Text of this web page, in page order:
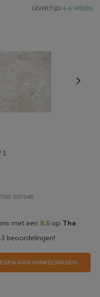
LEVERTIJD 4-5 WEKEN
1
287048
met een 8,6op The
beoordelingen!
AAN WINKELWAGEN